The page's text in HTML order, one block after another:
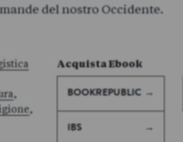
del nostro Occidente.
,
,
Acquista Ebook
BOOKREPUBLIC
IBS